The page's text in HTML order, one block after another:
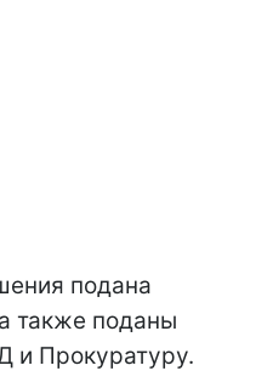
подана
также поданы
и Прокуратуру.